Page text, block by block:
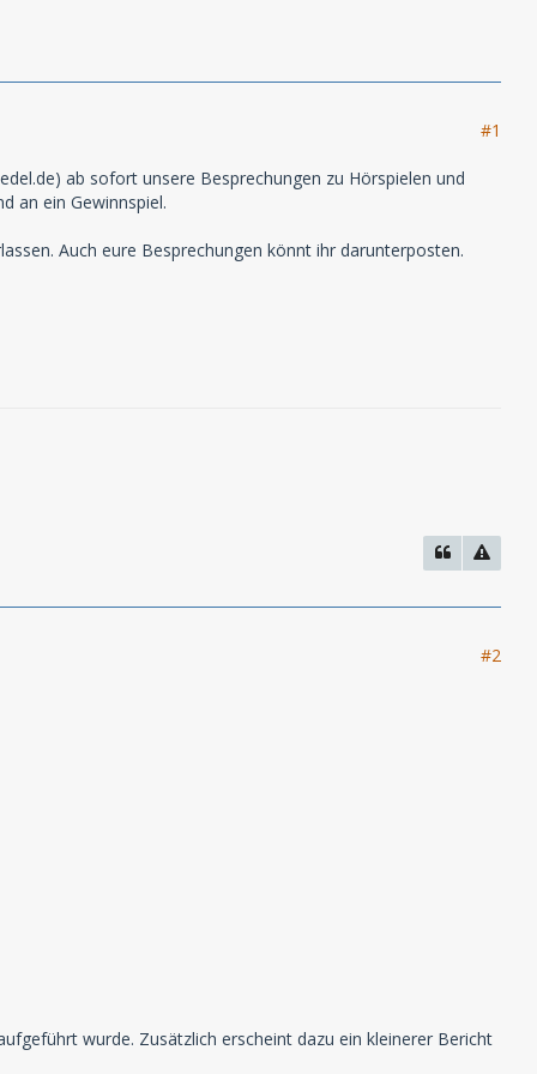
#1
ab sofort unsere Besprechungen zu Hörspielen und
an ein Gewinnspiel.
Auch eure Besprechungen könnt ihr darunterposten.
#2
wurde. Zusätzlich erscheint dazu ein kleinerer Bericht